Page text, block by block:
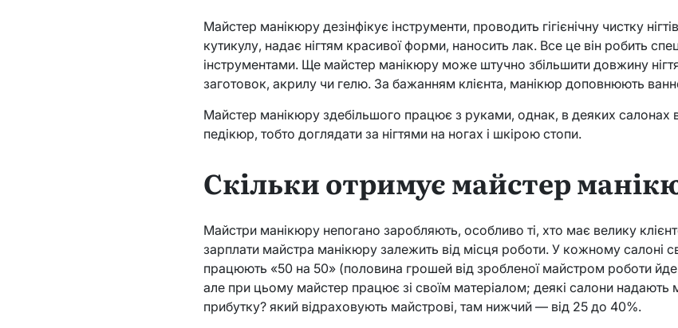
Майстер манікюру дезінфікує інструменти, проводить гігієнічну чистку
кутикулу, надає нігтям красивої форми, наносить лак. Все це він робить
інструментами. Ще майстер манікюру може штучно збільшити довжину
заготовок, акрилу чи гелю. За бажанням клієнта, манікюр доповнюють
Майстер манікюру здебільшого працює з руками, однак, в деяких салонах
педікюр, тобто доглядати за нігтями на ногах і шкірою стопи.
Скільки отримує майстер
Майстри манікюру непогано заробляють, особливо ті, хто має велику
зарплати майстра манікюру залежить від місця роботи. У кожному салоні
працюють «50 на 50» (половина грошей від зробленої майстром роботи
але при цьому майстер працює зі своїм матеріалом; деякі салони надають
прибутку? який відраховують майстрові, там нижчий — від 25 до 40%.